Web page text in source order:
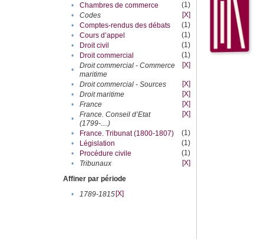
•
Chambres de commerce
(1)
•
Codes
[X]
•
Comptes-rendus des débats
(1)
•
Cours d’appel
(1)
•
Droit civil
(1)
•
Droit commercial
(1)
•
Droit commercial - Commerce
maritime
[X]
• Droit commercial - Sources
[X]
•
Droit maritime
[X]
•
France
[X]
•
France. Conseil d’Etat
(1799-....)
[X]
• France. Tribunat (1800-1807)
(1)
•
Législation
(1)
•
Procédure civile
(1)
•
Tribunaux
[X]
Affiner par période
•
1789-1815[X]